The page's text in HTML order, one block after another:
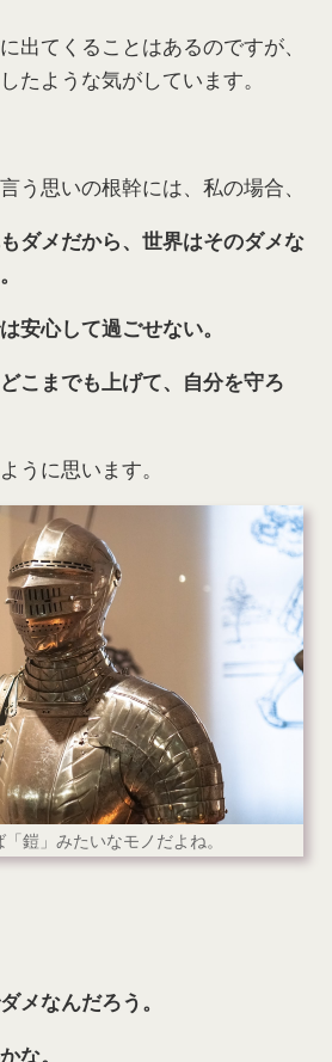
出てくることはあるのですが、
たような気がしています。
う思いの根幹には、私の場合、
ダメだから、世界はそのダメな
安心して過ごせない。
こまでも上げて、自分を守ろ
うに思います。
鎧」みたいなモノだよね。
メなんだろう。
な。